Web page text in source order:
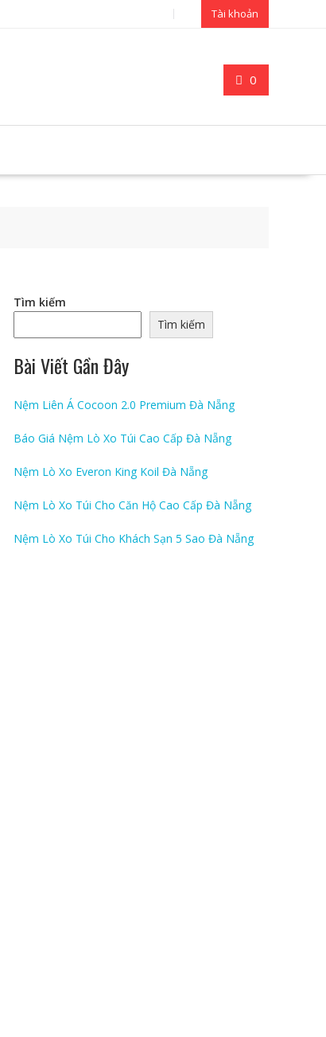
Tài khoản
0
Tìm kiếm
Tìm kiếm
Bài Viết Gần Đây
Nệm Liên Á Cocoon 2.0 Premium Đà Nẵng
Báo Giá Nệm Lò Xo Túi Cao Cấp Đà Nẵng
Nệm Lò Xo Everon King Koil Đà Nẵng
Nệm Lò Xo Túi Cho Căn Hộ Cao Cấp Đà Nẵng
Nệm Lò Xo Túi Cho Khách Sạn 5 Sao Đà Nẵng